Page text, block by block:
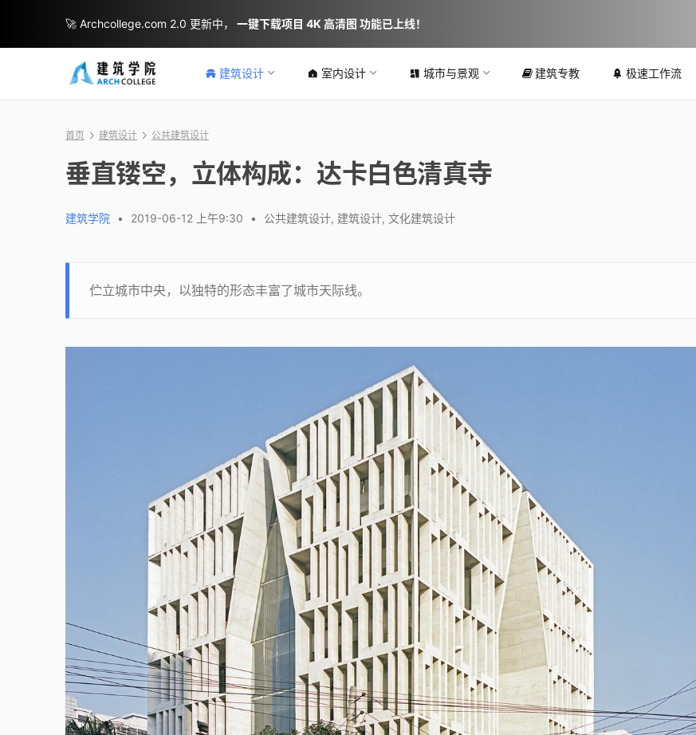
建筑设计 室内设计 城市与景观 建筑专教 极速工作流
首页 建筑设计 公共建筑设计
垂直镂空，立体构成：达卡白色清真寺
建筑学院 • 2019-06-12 上午9:30 • 公共建筑设计, 建筑设计, 文化建筑设计
伫立城市中央，以独特的形态丰富了城市天际线。
🚀 Archcollege.com 2.0 更新中， 一键下载项目 4K 高清图 功能已上线！